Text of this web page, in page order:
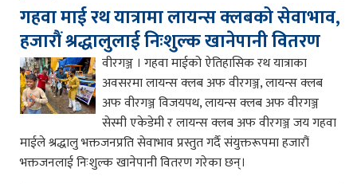
गहवा माई रथ यात्रामा लायन्स क्लबको सेवाभाव,
हजारौं श्रद्धालुलाई निःशुल्क खानेपानी वितरण
वीरगञ्ज । गहवा माईको ऐतिहासिक रथ यात्राका
अवसरमा लायन्स क्लब अफ वीरगञ्ज, लायन्स क्लब
अफ वीरगञ्ज विजयपथ, लायन्स क्लब अफ वीरगञ्ज
सेस्मी एकेडेमी र लायन्स क्लब अफ वीरगञ्ज जय गहवा
माईले श्रद्धालु भक्तजनप्रति सेवाभाव प्रस्तुत गर्दै संयुक्तरूपमा हजारौं
भक्तजनलाई निःशुल्क खानेपानी वितरण गरेका छन्।